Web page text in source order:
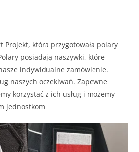
Projekt, która przygotowała polary
posiadają naszywki, które
indywidualne zamówienie.
naszych oczekiwań. Zapewne
korzystać z ich usług i możemy
jednostkom.